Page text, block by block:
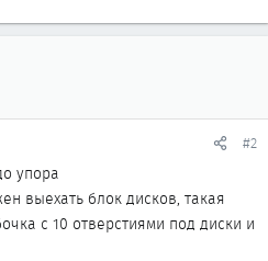
#2
упора
выехать блок дисков, такая
с 10 отверстиями под диски и